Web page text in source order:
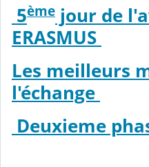
5ème jour de
ERASMUS
Les meilleurs
l'échange
Deuxieme